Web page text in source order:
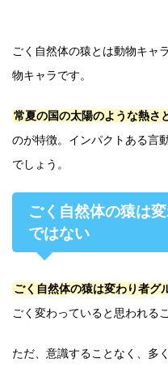
ごく自然体の猿とは動物キャ
物キャラです。
常夏の国の太陽のような熱さ
のが特徴。インパクトある言
でしょう。
ごく自然体の猿は
ではない
ごく自然体の猿は変わり者グ
ごく変わっていると思われる
ただ、意識することなく、多